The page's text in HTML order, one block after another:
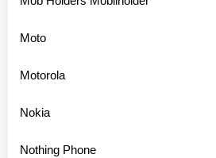
Moto
Motorola
Nokia
Nothing Phone